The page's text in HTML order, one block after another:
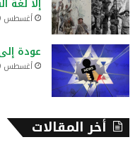
إلا لغة
أغسطس 9, 2026
عودة
أغسطس 9, 2026
أخر المقالات